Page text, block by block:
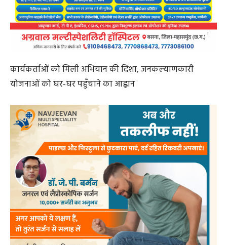
कार्यकर्ताओं को मिली अभियान की दिशा, जनकल्याणकारी
योजनाओं को घर-घर पहुँचाने का आह्वान